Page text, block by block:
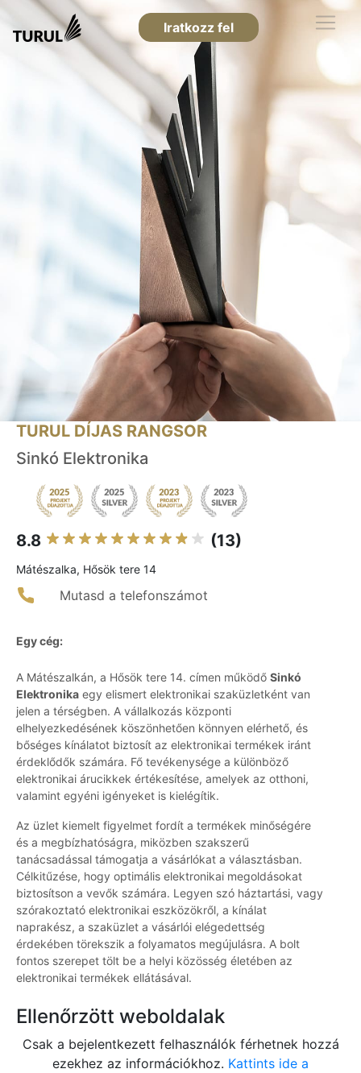
Iratkozz fel
TURUL DÍJAS RANGSOR
Sinkó Elektronika
8.8 (13)
Mátészalka, Hősök tere 14
Mutasd a telefonszámot
Egy cég:
A Mátészalkán, a Hősök tere 14. címen működő Sinkó
Elektronika egy elismert elektronikai szaküzletként van
jelen a térségben. A vállalkozás központi
elhelyezkedésének köszönhetően könnyen elérhető, és
bőséges kínálatot biztosít az elektronikai termékek iránt
érdeklődők számára. Fő tevékenysége a különböző
elektronikai árucikkek értékesítése, amelyek az otthoni,
valamint egyéni igényeket is kielégítik.
Az üzlet kiemelt figyelmet fordít a termékek minőségére
és a megbízhatóságra, miközben szakszerű
tanácsadással támogatja a vásárlókat a választásban.
Célkitűzése, hogy optimális elektronikai megoldásokat
biztosítson a vevők számára. Legyen szó háztartási, vagy
szórakoztató elektronikai eszközökről, a kínálat
naprakész, a szaküzlet a vásárlói elégedettség
érdekében törekszik a folyamatos megújulásra. A bolt
fontos szerepet tölt be a helyi közösség életében az
elektronikai termékek ellátásával.
Ellenőrzött weboldalak
Csak a bejelentkezett felhasználók férhetnek hozzá
ezekhez az információkhoz. Kattints ide a